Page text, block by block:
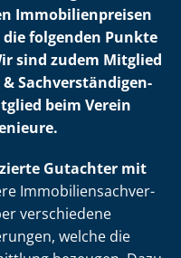
Im­mo­bi­li­en­prei­sen
folgenden Punkte
sind zudem Mitglied
Sach­ver­stän­di­gen­
beim Verein
Gutachter mit
Im­mo­bi­li­en­sach­ver­
verschiedene
welche die